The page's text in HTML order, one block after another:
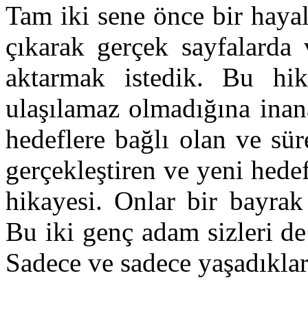
Tam iki sene önce bir
çıkarak gerçek
aktarmak istedik. Bu
ulaşılamaz olmadığına
hedeflere bağlı olan ve
gerçekleştiren ve yeni
hikayesi. Onlar bir bayrak
Bu iki genç adam sizleri
Sadece ve sadece